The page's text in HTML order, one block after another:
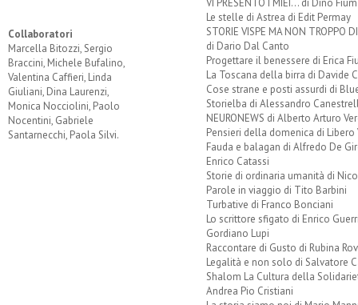
Collaboratori
Marcella Bitozzi, Sergio
Braccini, Michele Bufalino,
Valentina Caffieri, Linda
Giuliani, Dina Laurenzi,
Monica Nocciolini, Paolo
Nocentini, Gabriele
Santarnecchi, Paola Silvi.
Le stelle di Astrea di Edit Permay
STORIE VISPE MA NON TROPPO
di Dario Dal Canto
Progettare il benessere di Erica
La Toscana della birra di Davide
Cose strane e posti assurdi di
Storielba di Alessandro
NEURONEWS di Alberto Arturo
Pensieri della domenica di Libero
Fauda e balagan di Alfredo De
Enrico Catassi
Storie di ordinaria umanità di
Parole in viaggio di Tito Barbini
Turbative di Franco Bonciani
Lo scrittore sfigato di Enrico
Gordiano Lupi
Raccontare di Gusto di Rubina
Legalità e non solo di Salvatore
Shalom La Cultura della
Andrea Pio Cristiani